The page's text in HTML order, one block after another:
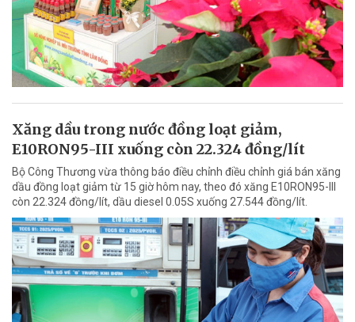
Xăng dầu trong nước đồng loạt giảm,
E10RON95-III xuống còn 22.324 đồng/lít
Bộ Công Thương vừa thông báo điều chỉnh điều chỉnh giá bán xăng
dầu đồng loạt giảm từ 15 giờ hôm nay, theo đó xăng E10RON95-III
còn 22.324 đồng/lít, dầu diesel 0.05S xuống 27.544 đồng/lít.